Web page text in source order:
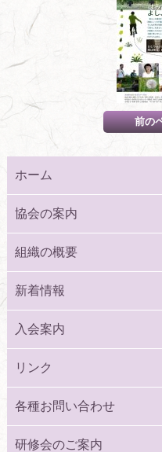
ホーム
協会の案内
組織の概要
新着情報
入会案内
リンク
各種お問い合わせ
研修会のご案内